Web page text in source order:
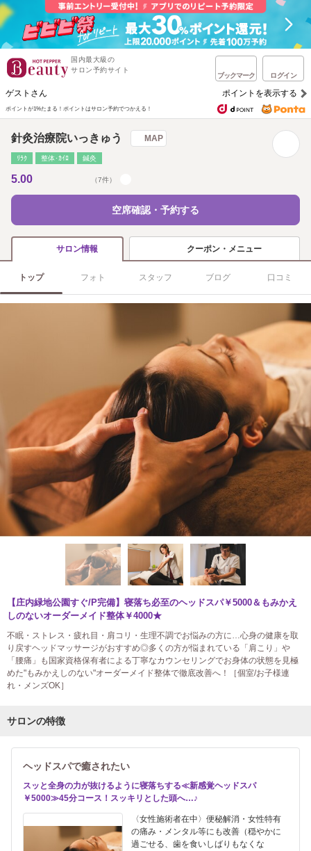
国内最大級の
サロン予約サイト
ブックマーク ログイン
ゲストさん ポイントを表示する
ポイントが1%たまる！ ポイントはサロン予約でつかえる！
針灸治療院いっきゅう MAP
ﾘﾗｸ 整体･ｶｲﾛ 鍼灸
5.00 （7件）
空席確認・予約する
サロン情報 クーポン・メニュー
トップ フォト スタッフ ブログ 口コミ
【庄内緑地公園すぐ/P完備】寝落ち必至のヘッドスパ￥5000＆もみかえ
しのないオーダーメイド整体￥4000★
不眠・ストレス・疲れ目・肩コリ・生理不調でお悩みの方に…心身の健康を取
り戻すヘッドマッサージがおすすめ◎多くの方が悩まれている「肩こり」や
「腰痛」も国家資格保有者による丁寧なカウンセリングでお身体の状態を見極
めた"もみかえしのない"オーダーメイド整体で徹底改善へ！［個室/お子様連
れ・メンズOK］
サロンの特徴
ヘッドスパで癒されたい
スッと全身の力が抜けるように寝落ちする≪新感覚ヘッドスパ
￥5000≫45分コース！スッキリとした頭へ…♪
〈女性施術者在中〉便秘解消・女性特有
の痛み・メンタル等にも改善（穏やかに
過ごせる、歯を食いしばりもなくな